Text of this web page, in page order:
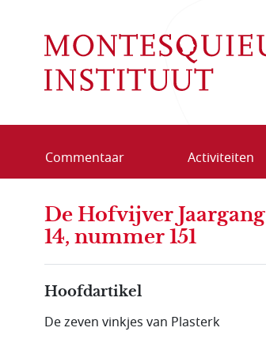
Commentaar Activiteiten
De Hofvijver Jaargang
14, nummer 151
Hoofdartikel
De zeven vinkjes van Plasterk